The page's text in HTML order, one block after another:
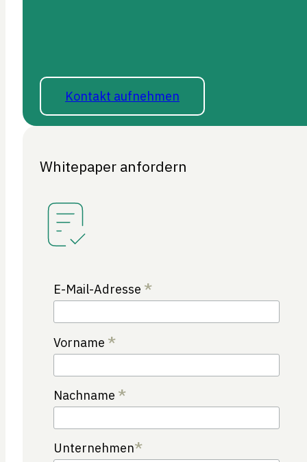
Kontakt aufnehmen
Whitepaper anfordern
E-Mail-Adresse *
Vorname *
Nachname *
Unternehmen*